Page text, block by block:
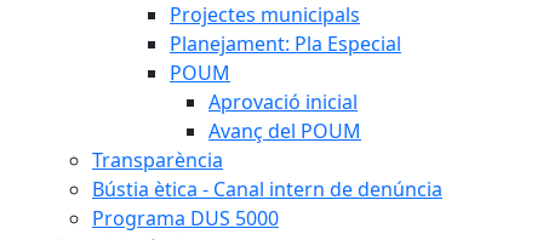
Projectes municipals
Planejament: Pla Especial
POUM
Aprovació inicial
Avanç del POUM
Transparència
Bústia ètica - Canal intern de denúncia
Programa DUS 5000